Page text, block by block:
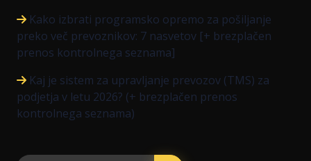
Kako izbrati programsko opremo za pošiljanje
preko več prevoznikov: 7 nasvetov [+ brezplačen
prenos kontrolnega seznama]
Kaj je sistem za upravljanje prevozov (TMS) za
podjetja v letu 2026? (+ brezplačen prenos
kontrolnega seznama)